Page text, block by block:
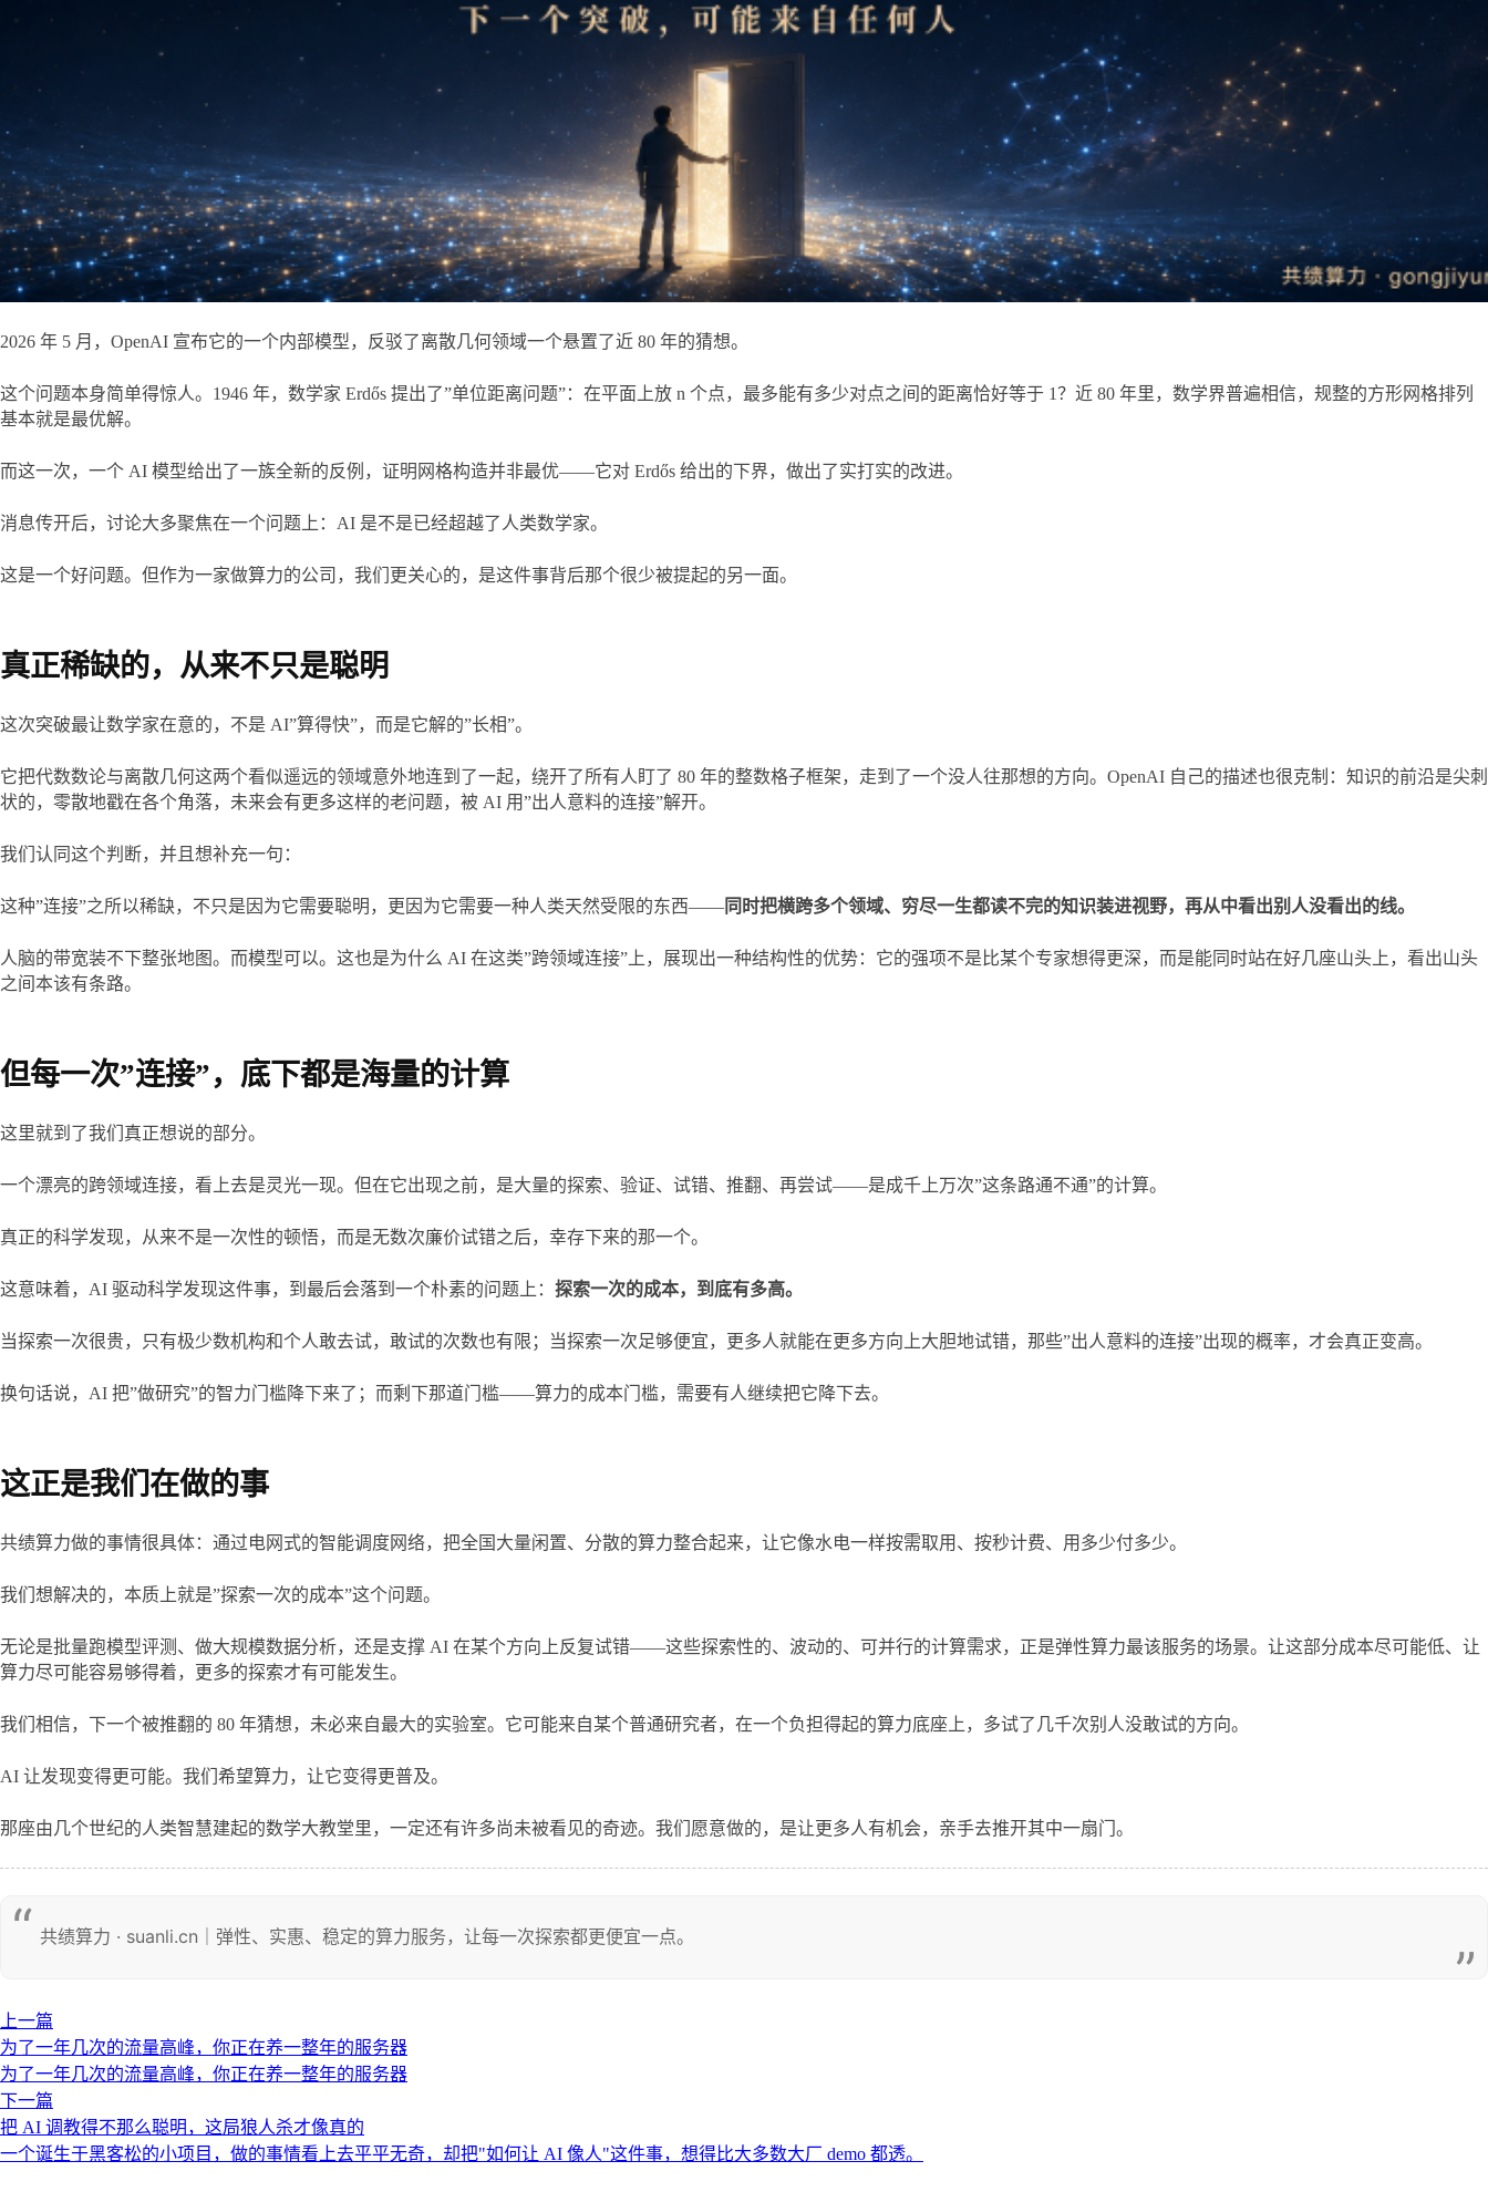
2026 年 5 月，OpenAI 宣布它的一个内部模型，反驳了离散几何领域一个悬置了近 80 年的猜想。
这个问题本身简单得惊人。1946 年，数学家 Erdős 提出了”单位距离问题”：在平面上放 n 个点，最多能有多少对点之间的距离恰好等于 1？近 80 年里，数学界普遍相信，规整的方形网格排列
基本就是最优解。
而这一次，一个 AI 模型给出了一族全新的反例，证明网格构造并非最优——它对 Erdős 给出的下界，做出了实打实的改进。
消息传开后，讨论大多聚焦在一个问题上：AI 是不是已经超越了人类数学家。
这是一个好问题。但作为一家做算力的公司，我们更关心的，是这件事背后那个很少被提起的另一面。
真正稀缺的，从来不只是聪明
这次突破最让数学家在意的，不是 AI”算得快”，而是它解的”长相”。
它把代数数论与离散几何这两个看似遥远的领域意外地连到了一起，绕开了所有人盯了 80 年的整数格子框架，走到了一个没人往那想的方向。OpenAI 自己的描述也很克制：知识的前沿是尖刺
状的，零散地戳在各个角落，未来会有更多这样的老问题，被 AI 用”出人意料的连接”解开。
我们认同这个判断，并且想补充一句：
这种”连接”之所以稀缺，不只是因为它需要聪明，更因为它需要一种人类天然受限的东西—— 同时把横跨多个领域、穷尽一生都读不完的知识装进视野，再从中看出别人没看出的线。
人脑的带宽装不下整张地图。而模型可以。这也是为什么 AI 在这类”跨领域连接”上，展现出一种结构性的优势：它的强项不是比某个专家想得更深，而是能同时站在好几座山头上，看出山头
之间本该有条路。
但每一次”连接”，底下都是海量的计算
这里就到了我们真正想说的部分。
一个漂亮的跨领域连接，看上去是灵光一现。但在它出现之前，是大量的探索、验证、试错、推翻、再尝试——是成千上万次”这条路通不通”的计算。
真正的科学发现，从来不是一次性的顿悟，而是无数次廉价试错之后，幸存下来的那一个。
这意味着，AI 驱动科学发现这件事，到最后会落到一个朴素的问题上： 探索一次的成本，到底有多高。
当探索一次很贵，只有极少数机构和个人敢去试，敢试的次数也有限；当探索一次足够便宜，更多人就能在更多方向上大胆地试错，那些”出人意料的连接”出现的概率，才会真正变高。
换句话说，AI 把”做研究”的智力门槛降下来了；而剩下那道门槛——算力的成本门槛，需要有人继续把它降下去。
这正是我们在做的事
共绩算力做的事情很具体：通过电网式的智能调度网络，把全国大量闲置、分散的算力整合起来，让它像水电一样按需取用、按秒计费、用多少付多少。
我们想解决的，本质上就是”探索一次的成本”这个问题。
无论是批量跑模型评测、做大规模数据分析，还是支撑 AI 在某个方向上反复试错——这些探索性的、波动的、可并行的计算需求，正是弹性算力最该服务的场景。让这部分成本尽可能低、让
算力尽可能容易够得着，更多的探索才有可能发生。
我们相信，下一个被推翻的 80 年猜想，未必来自最大的实验室。它可能来自某个普通研究者，在一个负担得起的算力底座上，多试了几千次别人没敢试的方向。
AI 让发现变得更可能。我们希望算力，让它变得更普及。
那座由几个世纪的人类智慧建起的数学大教堂里，一定还有许多尚未被看见的奇迹。我们愿意做的，是让更多人有机会，亲手去推开其中一扇门。
共绩算力 · suanli.cn｜弹性、实惠、稳定的算力服务，让每一次探索都更便宜一点。
上一篇
为了一年几次的流量高峰，你正在养一整年的服务器
为了一年几次的流量高峰，你正在养一整年的服务器
下一篇
把 AI 调教得不那么聪明，这局狼人杀才像真的
一个诞生于黑客松的小项目，做的事情看上去平平无奇，却把"如何让 AI 像人"这件事，想得比大多数大厂 demo 都透。